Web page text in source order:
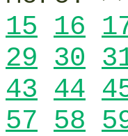
15 16
29 30
43 44
57 58